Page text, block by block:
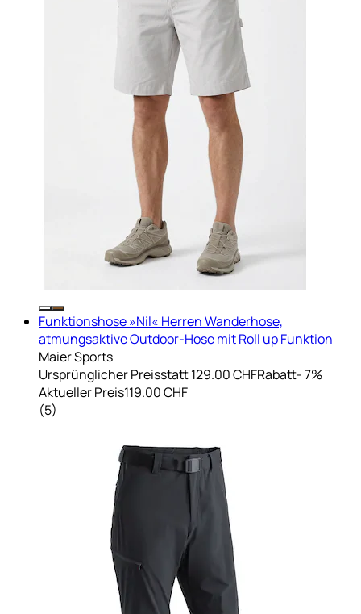
Funktionshose »Nil« Herren Wanderhose,
atmungsaktive Outdoor-Hose mit Roll up Funktion
Maier Sports
Ursprünglicher Preisstatt 129.00 CHFRabatt- 7%
Aktueller Preis119.00 CHF
(5)